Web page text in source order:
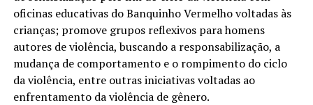
oficinas educativas do Banquinho Vermelho voltadas às
crianças; promove grupos reflexivos para homens
autores de violência, buscando a responsabilização, a
mudança de comportamento e o rompimento do ciclo
da violência, entre outras iniciativas voltadas ao
enfrentamento da violência de gênero.